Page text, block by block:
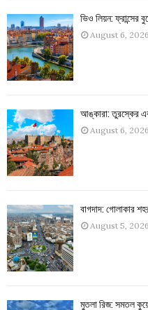
ভিও লিয়ন: ফ্রান্সের
August 6, 2026
আঙ্কারা: তুরস্কের
August 6, 2026
বাগদাদ: গোলাকার
August 5, 2026
মুতলা রিজ: সমতল